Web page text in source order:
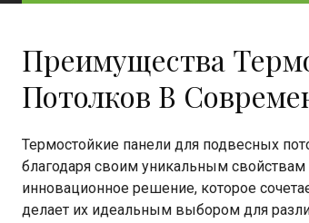
Преимущества
Потолков В
Термостойкие панели для подвесных
благодаря своим уникальным
инновационное решение, которое
делает их идеальным выбором для